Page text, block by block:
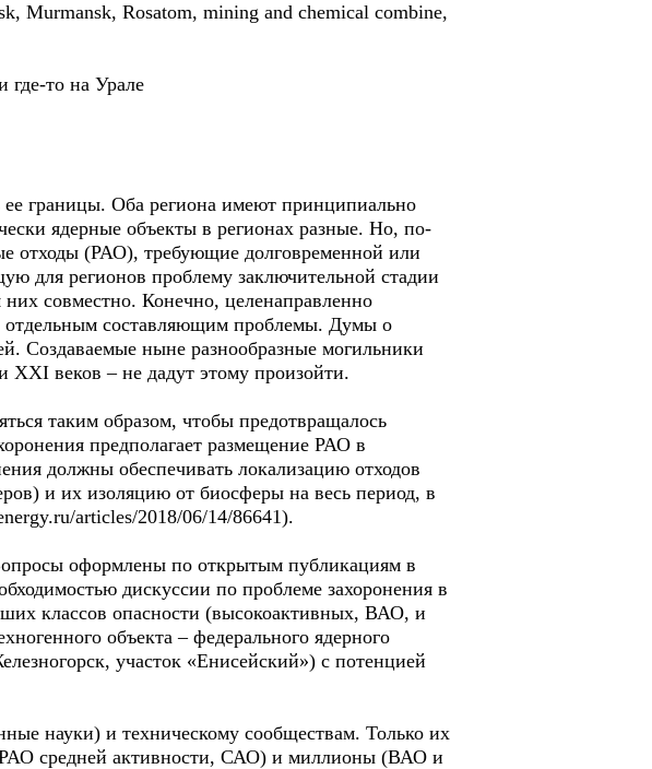
Murmansk, Rosatom, mining and chemical combine,
где-то на Урале
границы. Оба региона имеют принципиально
ядерные объекты в регионах разные. Но, по-
отходы (РАО), требующие долговременной или
для регионов проблему заключительной стадии
совместно. Конечно, целенаправленно
отдельным составляющим проблемы. Думы о
Создаваемые ныне разнообразные могильники
XXI веков – не дадут этому произойти.
таким образом, чтобы предотвращалось
предполагает размещение РАО в
должны обеспечивать локализацию отходов
и их изоляцию от биосферы на весь период, в
articles/2018/06/14/86641).
оформлены по открытым публикациям в
дискуссии по проблеме захоронения в
классов опасности (высокоактивных, ВАО, и
объекта – федерального ядерного
участок «Енисейский») с потенцией
науки) и техническому сообществам. Только их
средней активности, САО) и миллионы (ВАО и